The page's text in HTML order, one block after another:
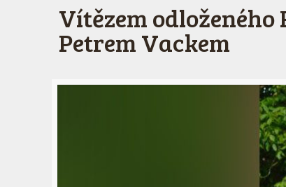
Vítězem odloženého
Petrem Vackem